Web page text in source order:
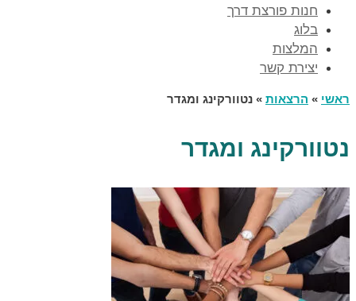
חנות פורצת דרך
בלוג
המלצות
יצירת קשר
ראשי » הרצאות » נטוורקינג ומגדר
נטוורקינג ומגדר